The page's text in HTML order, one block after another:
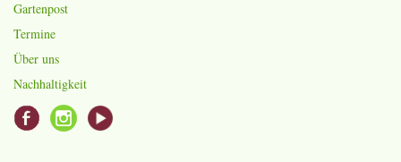
Gartenpost
Termine
Über uns
Nachhaltigkeit